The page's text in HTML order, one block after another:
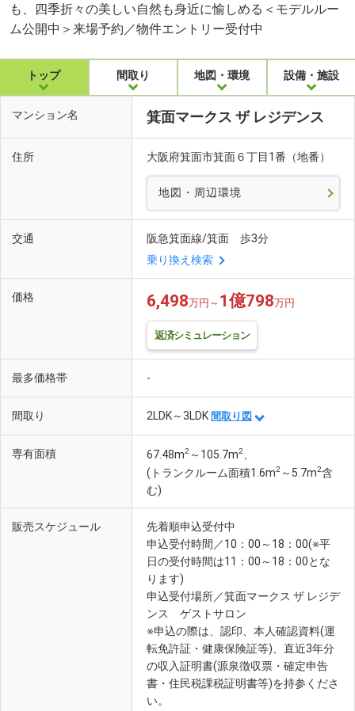
も、四季折々の美しい自然も身近に愉しめる＜モデルルー
ム公開中＞来場予約／物件エントリー受付中
トップ 間取り 地図・環境 設備・施設
マンション名 箕面マークス ザ レジデンス
住所 大阪府箕面市箕面６丁目1番（地番）
地図・周辺環境
交通
阪急箕面線/箕面 歩3分
乗り換え検索
価格 6,498万円～ 1億798万円
返済シミュレーション
最多価格帯 -
間取り 2LDK～3LDK 間取り図
専有面積 67.48m2 ～105.7m2
(トランクルーム面積1.6m2 ～5.7m2含
む)
販売スケジュール
先着順申込受付中
申込受付時間／10：00～18：00(※平
日の受付時間は11：00～18：00とな
ります)
申込受付場所／箕面マークス ザ レジデ
ンス ゲストサロン
※申込の際は、認印、本人確認資料(運
転免許証・健康保険証等)、直近3年分
の収入証明書(源泉徴収票・確定申告
書・住民税課税証明書等)を持参くださ
い。